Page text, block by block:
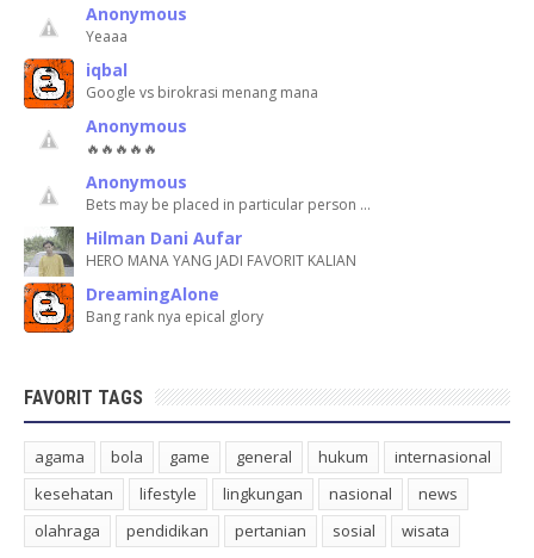
Anonymous
Yeaaa
iqbal
Google vs birokrasi menang mana
Anonymous
🔥🔥🔥🔥🔥
Anonymous
Bets may be placed in particular person …
Hilman Dani Aufar
HERO MANA YANG JADI FAVORIT KALIAN
DreamingAlone
Bang rank nya epical glory
FAVORIT TAGS
agama bola game general hukum
internasional
kesehatan
lifestyle lingkungan nasional
news
olahraga
pendidikan pertanian sosial wisata